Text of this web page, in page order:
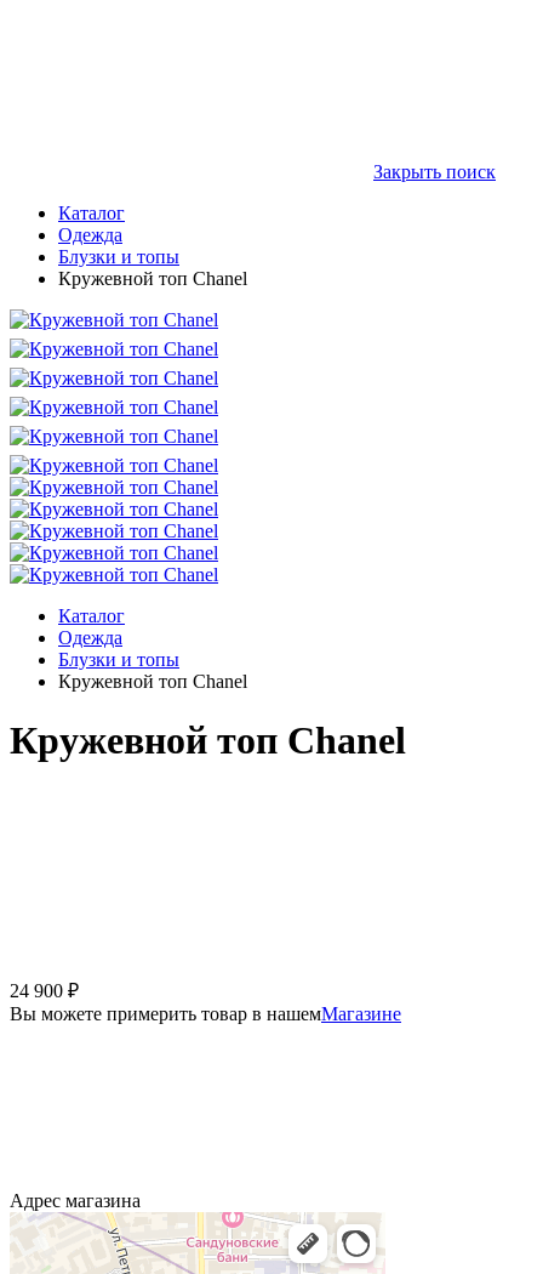
Закрыть поиск
Каталог
Одежда
Блузки и топы
Кружевной топ Chanel
Каталог
Одежда
Блузки и топы
Кружевной топ Chanel
Кружевной топ Chanel
24 900 ₽
Вы можете примерить товар в нашемМагазине
Адрес магазина